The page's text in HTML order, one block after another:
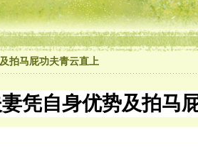
拍马屁功夫青云直上
凭自身优势及拍马